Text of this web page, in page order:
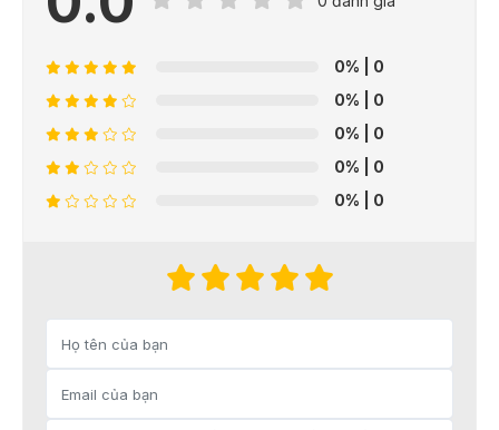
0% | 0
0% | 0
0% | 0
0% | 0
0% | 0